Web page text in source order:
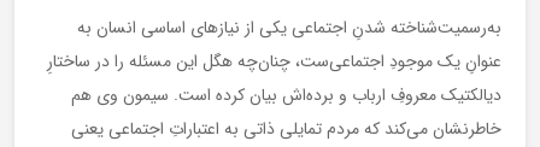
به‌رسمیت‌شناخته شدنِ اجتماعی یکی از نیازهای اساسی انسان به
عنوانِ یک موجودِ اجتماعی‌ست، چنان‌چه هگل این مسئله را در ساختارِ
دیالکتیک معروفِ ارباب و برده‌اش بیان کرده است. سیمون وی هم
خاطرنشان می‌کند که مردم تمایلی ذاتی به اعتباراتِ اجتماعی یعنی